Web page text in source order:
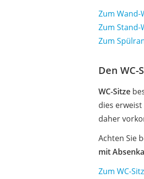
Zum Wand-
Zum Stand-
Zum
Den
WC-Sitze
dies
daher
Achten Sie
mit
Zum WC-